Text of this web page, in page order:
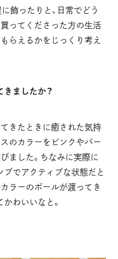
飾ったりと、日常でどう
ってくださった方の生活
らえるかをじっくり考え
ましたか？
きたときに癒された気持
のカラーをピンクやパー
ました。ちなみに実際に
ブでアクティブな状態だと
ラーのボールが渡ってき
わいいなと。